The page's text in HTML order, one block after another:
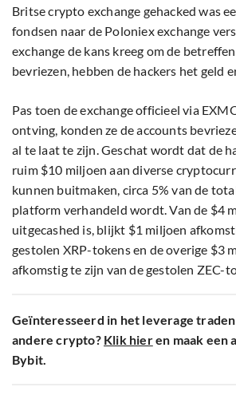
Britse crypto exchange gehacked was
fondsen naar de Poloniex exchange
exchange de kans kreeg om de
bevriezen, hebben de hackers het geld
Pas toen de exchange officieel via
ontving, konden ze de accounts
al te laat te zijn. Geschat wordt dat de
ruim $10 miljoen aan diverse
kunnen buitmaken, circa 5% van de
platform verhandeld wordt. Van de $4
uitgecashed is, blijkt $1 miljoen
gestolen XRP-tokens en de overige $3
afkomstig te zijn van de gestolen ZEC-
Geïnteresseerd in het leverage
andere crypto? Klik hieren maak een
Bybit.